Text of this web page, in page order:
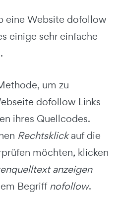
eine Website dofollow
einige sehr einfache
um zu
dofollow Links
ihres Quellcodes.
Rechtsklickauf die
möchten, klicken
anzeigen
Begriffnofollow.